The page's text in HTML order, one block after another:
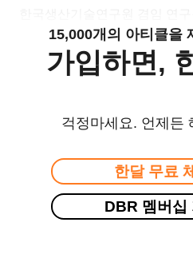
15,000개의 아티클을
가입하면,
걱정마세요. 언제든
한달 무료
DBR 멤버십